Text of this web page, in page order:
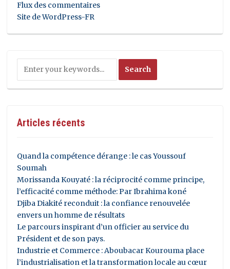
Flux des commentaires
Site de WordPress-FR
Articles récents
Quand la compétence dérange : le cas Youssouf
Soumah
Morissanda Kouyaté : la réciprocité comme principe,
l’efficacité comme méthode: Par Ibrahima koné
Djiba Diakité reconduit : la confiance renouvelée
envers un homme de résultats
Le parcours inspirant d’un officier au service du
Président et de son pays.
Industrie et Commerce : Aboubacar Kourouma place
l’industrialisation et la transformation locale au cœur